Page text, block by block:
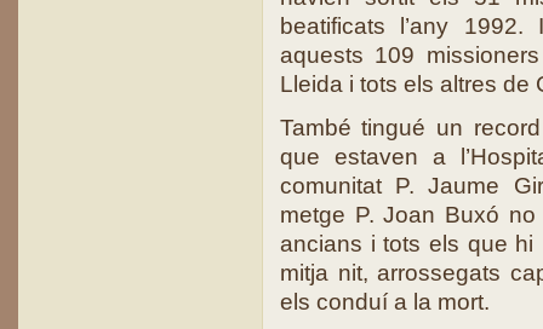
beatificats l’any
aquests 109
Lleida i tots els altres de
També tingué un
que estaven a
comunitat P. Jaume
metge P. Joan Buxó
ancians i tots els que hi
mitja nit, arrossegats
els conduí a la mort.